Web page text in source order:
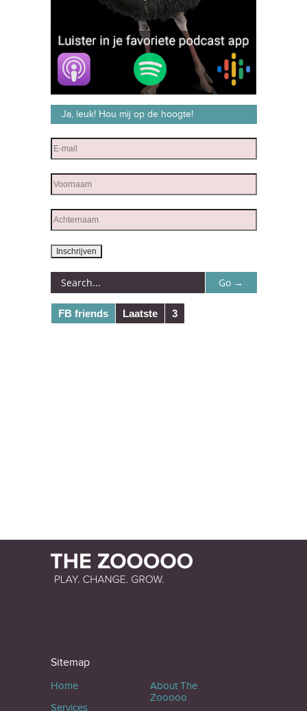
Ja, leuk! Hou mij op de hoogte!
FB friends Laatste 3
Sitemap
Home
Services
About The
Zooooo